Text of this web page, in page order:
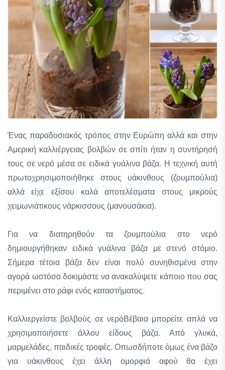
Ένας παραδοσιακός τρόπος στην Ευρώπη αλλά και στην
Αμερική καλλιέργειας βολβών σε σπίτι ήταν η συντήρησή
τους σε νερό μέσα σε ειδικά γυάλινα βάζα. Η τεχνική αυτή
πρωτοχρησιμοποιήθηκε στους υάκινθους (ζουμπούλια)
αλλά είχε εξίσου καλά αποτελέσματα στους μικρούς
χειμωνιάτικους νάρκισσους (μανουσάκια).
Για να διατηρηθούν τα ζουμπούλια στο νερό
δημιουργήθηκαν ειδικά γυάλινα βάζα με στενό στόμιο.
Σήμερα τέτοια βάζα δεν είναι πολύ συνηθισμένα στην
αγορά ωστόσο δοκιμάστε να ανακαλύψετε κάποιο που σας
περιμένει στο ράφι ενός καταστήματος.
Καλλιεργείστε βολβούς σε νερόΒέβαια μπορείτε απλά να
χρησιμοποιήσετε άλλου είδους βάζα. Από γλυκά,
μαρμελάδες, παιδικές τροφές. Οπωσδήποτε όμως ένα βάζο
για υάκινθους έχει άλλη ομορφιά αφού θα έχει